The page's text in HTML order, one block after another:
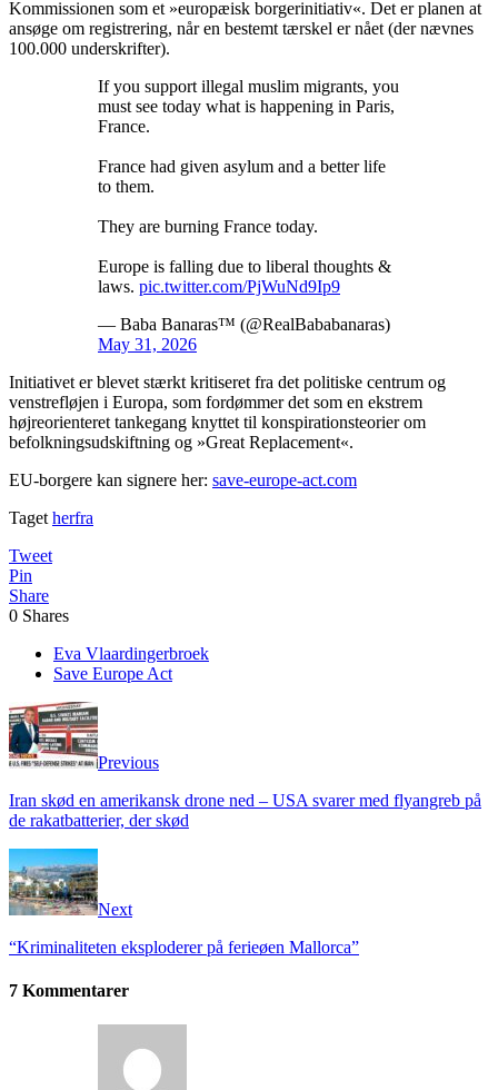
Kommissionen som et »europæisk borgerinitiativ«. Det er planen at
ansøge om registrering, når en bestemt tærskel er nået (der nævnes
100.000 underskrifter).
If you support illegal muslim migrants, you
must see today what is happening in Paris,
France.
France had given asylum and a better life
to them.
They are burning France today.
Europe is falling due to liberal thoughts &
laws. pic.twitter.com/PjWuNd9Ip9
— Baba Banaras™ (@RealBababanaras)
May 31, 2026
Initiativet er blevet stærkt kritiseret fra det politiske centrum og
venstrefløjen i Europa, som fordømmer det som en ekstrem
højreorienteret tankegang knyttet til konspirationsteorier om
befolkningsudskiftning og »Great Replacement«.
EU-borgere kan signere her: save-europe-act.com
Taget herfra
Tweet
Pin
Share
0 Shares
Eva Vlaardinger­broek
Save Europe Act
Previous
Iran skød en amerikansk drone ned – USA svarer med flyangreb på
de rakatbatterier, der skød
Next
“Kriminaliteten eksploderer på ferieøen Mallorca”
7 Kommentarer